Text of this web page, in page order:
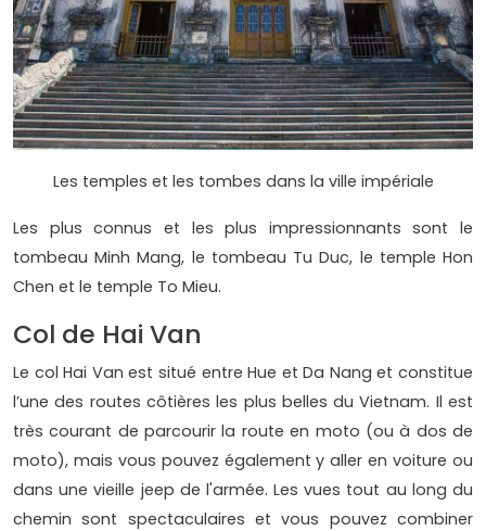
Les temples et les tombes dans la ville impériale
Les plus connus et les plus impressionnants sont le
tombeau Minh Mang, le tombeau Tu Duc, le temple Hon
Chen et le temple To Mieu.
Col de Hai Van
Le col Hai Van est situé entre Hue et Da Nang et constitue
l’une des routes côtières les plus belles du Vietnam. Il est
très courant de parcourir la route en moto (ou à dos de
moto), mais vous pouvez également y aller en voiture ou
dans une vieille jeep de l'armée. Les vues tout au long du
chemin sont spectaculaires et vous pouvez combiner